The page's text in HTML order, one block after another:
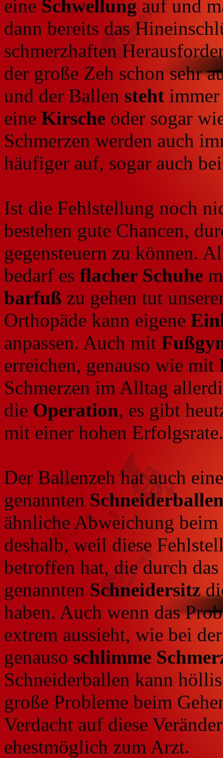
eine Schwellung auf und
dann bereits das
schmerzhaften
der große Zeh schon sehr
und der Ballen steht
eine Kirsche oder sogar
Schmerzen werden auch
häufiger auf, sogar auch
Ist die Fehlstellung noch
bestehen gute Chancen,
gegensteuern zu können.
bedarf es flacher Schuhe
barfuß zu gehen tut
Orthopäde kann eigene
anpassen. Auch mit
erreichen, genauso wie mit
Schmerzen im Alltag
die Operation, es gibt
mit einer hohen Erfolgsrate.
Der Ballenzeh hat auch
genannten
ähnliche Abweichung beim
deshalb, weil diese
betroffen hat, die durch
genannten Schneidersitz
haben. Auch wenn das
extrem aussieht, wie bei
genauso schlimme
Schneiderballen kann
große Probleme beim
Verdacht auf diese
ehestmöglich zum Arzt.